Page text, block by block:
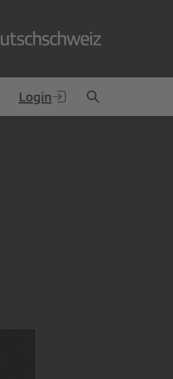
Login